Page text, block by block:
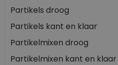
Partikels droog
Partikels kant en klaar
Partikelmixen droog
Partikelmixen kant en klaar